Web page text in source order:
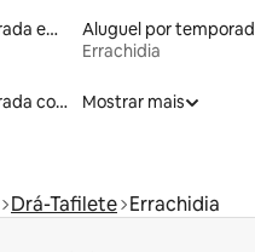
Aluguéis por temporada em acampamentos
Errachidia
Aluguéis por temporada com acesso ao lago
Mostrar mais
Drá-Tafilete Errachidia